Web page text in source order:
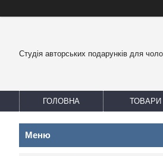
Студія авторських подарунків для
ГОЛОВНА ТОВАРИ